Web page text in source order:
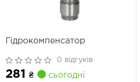
Гідрокомпенсатор
0 відгуків
281 ₴ сьогодні